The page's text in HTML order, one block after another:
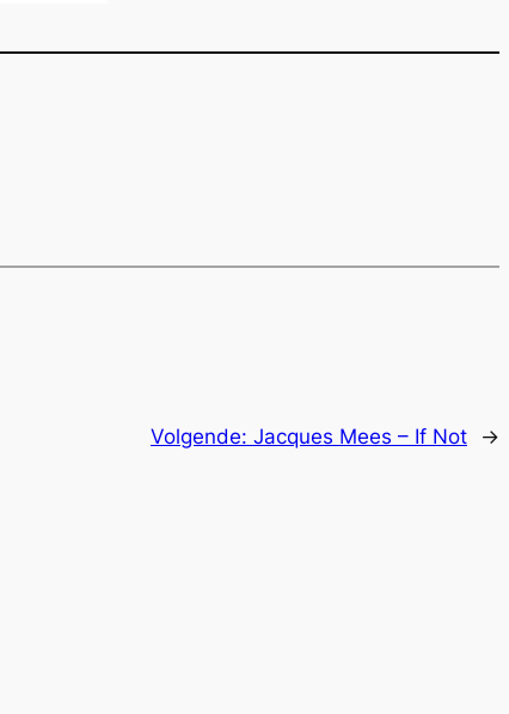
Volgende: Jacques Mees – If Not →